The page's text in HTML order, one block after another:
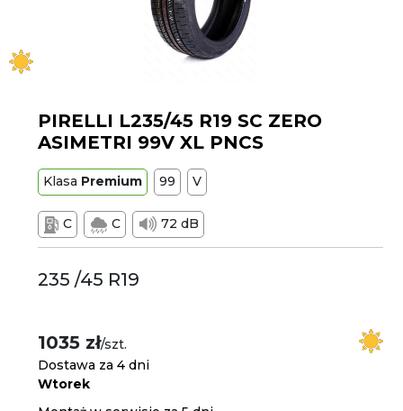
PIRELLI L235/45 R19 SC ZERO
ASIMETRI 99V XL PNCS
Klasa Premium 99 V
C C 72 dB
235 /45 R19
1035 zł/szt.
Dostawa za 4 dni
Wtorek